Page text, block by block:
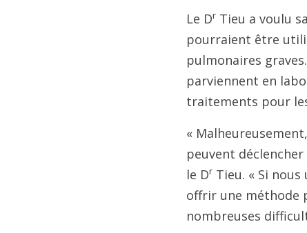
Le Dr Tieu a voulu
pourraient être
pulmonaires
parviennent en
traitements pour
«
peuvent
le Dr Tieu. « Si
offrir une méthode
nombreuses